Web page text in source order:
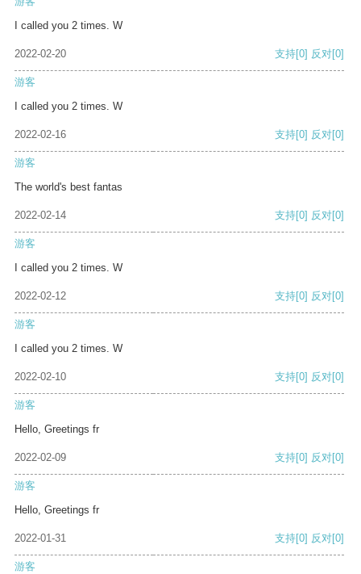
I called you 2 times. W
2022-02-20 支持[0] 反对[0]
游客
I called you 2 times. W
2022-02-16 支持[0] 反对[0]
游客
The world's best fantas
2022-02-14 支持[0] 反对[0]
游客
I called you 2 times. W
2022-02-12 支持[0] 反对[0]
游客
I called you 2 times. W
2022-02-10 支持[0] 反对[0]
游客
Hello, Greetings fr
2022-02-09 支持[0] 反对[0]
游客
Hello, Greetings fr
2022-01-31 支持[0] 反对[0]
游客